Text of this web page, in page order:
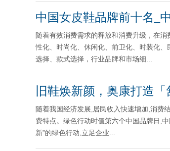
中国女皮鞋品牌前十名_
随着有效消费需求的释放和消费升级，在
性化、时尚化、休闲化、前卫化、时装化
选择、款式选择，行业品牌和市场细...
旧鞋焕新颜，奥康打造
随着我国经济发展,居民收入快速增加,消费
费特点。绿色行动时值第六个中国品牌日,
新”的绿色行动,立足企业...